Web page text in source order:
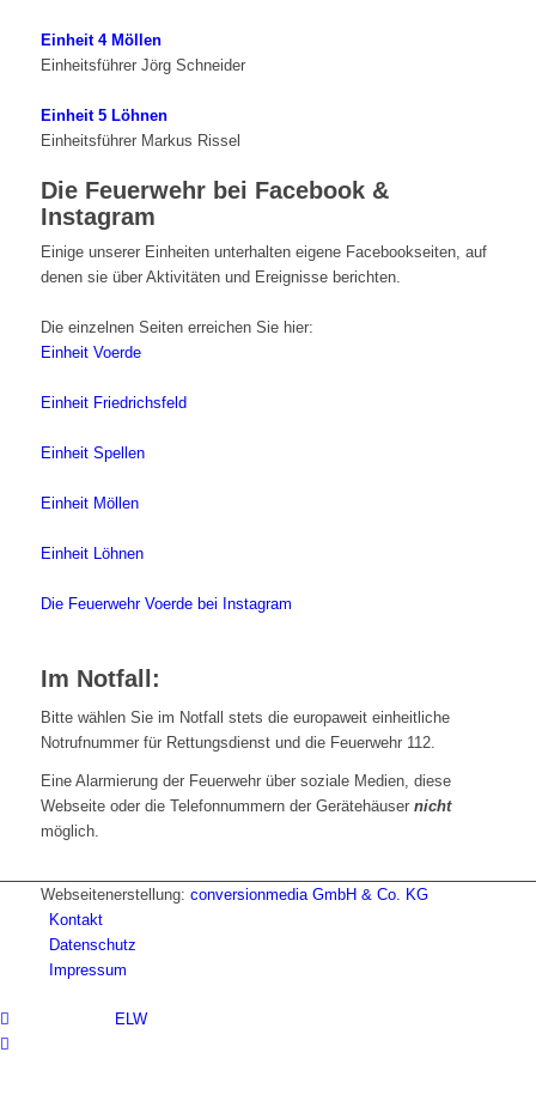
Einheit 4 Möllen
Einheitsführer Jörg Schneider
Einheit 5 Löhnen
Einheitsführer Markus Rissel
Die Feuerwehr bei Facebook &
Instagram
Einige unserer Einheiten unterhalten eigene Facebookseiten, auf
denen sie über Aktivitäten und Ereignisse berichten.
Die einzelnen Seiten erreichen Sie hier:
Einheit Voerde
Einheit Friedrichsfeld
Einheit Spellen
Einheit Möllen
Einheit Löhnen
Die Feuerwehr Voerde bei Instagram
Im Notfall:
Bitte wählen Sie im Notfall stets die europaweit einheitliche
Notrufnummer für Rettungsdienst und die Feuerwehr 112.
Eine Alarmierung der Feuerwehr über soziale Medien, diese
Webseite oder die Telefonnummern der Gerätehäuser nicht
möglich.
Webseitenerstellung: conversionmedia GmbH & Co. KG
Kontakt
Datenschutz
Impressum
ELW